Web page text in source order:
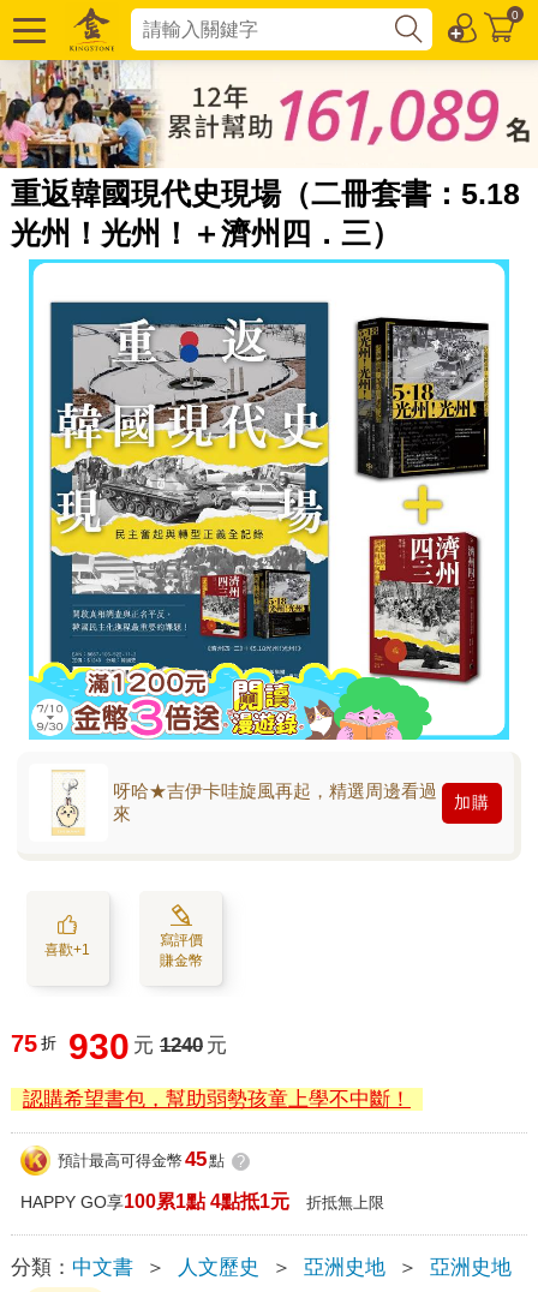
0
重返韓國現代史現場（二冊套書：5.18
光州！光州！＋濟州四．三）
呀哈★吉伊卡哇旋風再起，精選周邊看過
來
加購
喜歡+1
寫評價
賺金幣
75 折 930 元 1240 元
認購希望書包，幫助弱勢孩童上學不中斷！
預計最高可得金幣 45點 ?
HAPPY GO享100累1點 4點抵1元 折抵無上限
分類： 中文書 ＞ 人文歷史 ＞ 亞洲史地 ＞ 亞洲史地